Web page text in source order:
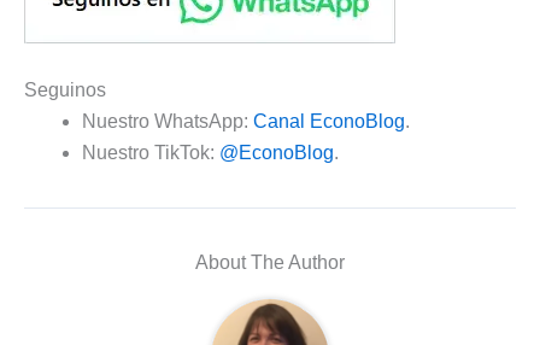
Seguinos
Nuestro WhatsApp: Canal EconoBlog.
Nuestro TikTok: @EconoBlog.
About The Author